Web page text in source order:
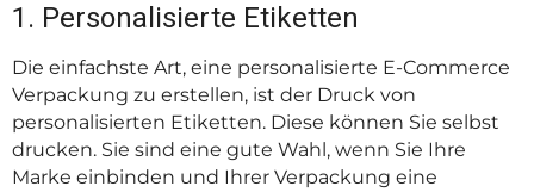
1. Personalisierte Etiketten
Die einfachste Art, eine personalisierte E-Commerce
Verpackung zu erstellen, ist der Druck von
personalisierten Etiketten. Diese können Sie selbst
drucken. Sie sind eine gute Wahl, wenn Sie Ihre
Marke einbinden und Ihrer Verpackung eine